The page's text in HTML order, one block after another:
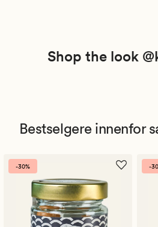
Shop the look
Bestselgere innenfor
-30% -